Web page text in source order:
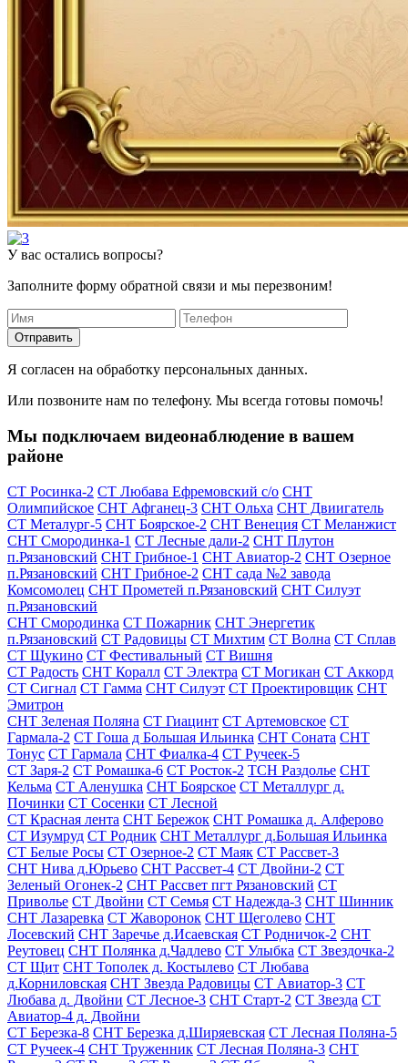
У вас остались вопросы?
Заполните форму обратной связи и мы перезвоним!
Отправить
Я согласен на обработку персональных данных.
Или позвоните нам по телефону. Мы всегда готовы помочь!
Мы подключаем видеонаблюдение в вашем
районе
СТ Росинка-2 СТ Любава Ефремовский с/о СНТ
Олимпийское СНТ Афганец-3 СНТ Ольха СНТ Двиигатель
СТ Металург-5 СНТ Боярское-2 СНТ Венеция СТ Меланжист
СНТ Смородинка-1 СТ Лесные дали-2 СНТ Плутон
п.Рязановский СНТ Грибное-1 СНТ Авиатор-2 СНТ Озерное
п.Рязановский СНТ Грибное-2 СНТ сада №2 завода
Комсомолец СНТ Прометей п.Рязановский СНТ Силуэт
п.Рязановский
СНТ Смородинка СТ Пожарник СНТ Энергетик
п.Рязановский СТ Радовицы СТ Михтим СТ Волна СТ Сплав
СТ Щукино СТ Фестивальный СТ Вишня
СТ Радость СНТ Коралл СТ Электра СТ Могикан СТ Аккорд
СТ Сигнал СТ Гамма СНТ Силуэт СТ Проектировщик СНТ
Эмитрон
СНТ Зеленая Поляна СТ Гиацинт СТ Артемовское СТ
Гармала-2 СТ Гоша д Большая Ильинка СНТ Соната СНТ
Тонус СТ Гармала СНТ Фиалка-4 СТ Ручеек-5
СТ Заря-2 СТ Ромашка-6 СТ Росток-2 ТСН Раздолье СНТ
Кельма СТ Аленушка СНТ Боярское СТ Металлург д.
Починки СТ Сосенки СТ Лесной
СТ Красная лента СНТ Бережок СНТ Ромашка д. Алферово
СТ Изумруд СТ Родник СНТ Металлург д.Большая Ильинка
СТ Белые Росы СТ Озерное-2 СТ Маяк СТ Рассвет-3
СНТ Нива д.Юрьево СНТ Рассвет-4 СТ Двойни-2 СТ
Зеленый Огонек-2 СНТ Рассвет пгт Рязановский СТ
Приволье СТ Двойни СТ Семья СТ Надежда-3 СНТ Шинник
СНТ Лазаревка СТ Жаворонок СНТ Щеголево СНТ
Лосевский СНТ Заречье д.Исаевская СТ Родничок-2 СНТ
Реутовец СНТ Полянка д.Чадлево СТ Улыбка СТ Звездочка-2
СТ Щит СНТ Тополек д. Костылево СТ Любава
д.Корниловская СНТ Звезда Радовицы СТ Авиатор-3 СТ
Любава д. Двойни СТ Лесное-3 СНТ Старт-2 СТ Звезда СТ
Авиатор-4 д. Двойни
СТ Березка-8 СНТ Березка д.Ширяевская СТ Лесная Поляна-5
СТ Ручеек-4 СНТ Труженник СТ Лесная Поляна-3 СНТ